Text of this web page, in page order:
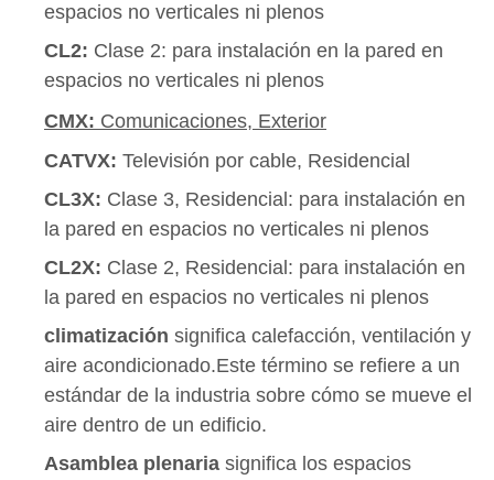
espacios no verticales ni plenos
CL2: Clase 2: para instalación en la pared en
espacios no verticales ni plenos
CMX: Comunicaciones, Exterior
CATVX: Televisión por cable, Residencial
CL3X: Clase 3, Residencial: para instalación en
la pared en espacios no verticales ni plenos
CL2X: Clase 2, Residencial: para instalación en
la pared en espacios no verticales ni plenos
climatización significa calefacción, ventilación y
aire acondicionado.Este término se refiere a un
estándar de la industria sobre cómo se mueve el
aire dentro de un edificio.
Asamblea plenaria significa los espacios